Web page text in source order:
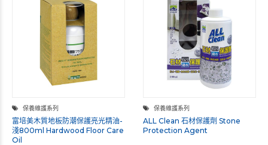
保養維護系列
富培美木質地板防潮保護亮光精油-
淺800ml Hardwood Floor Care
Oil
保養維護系列
ALL Clean 石材保護劑 Stone
Protection Agent